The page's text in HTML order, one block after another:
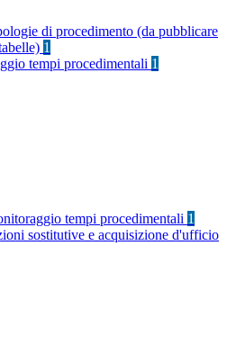
di procedimento (da pubblicare
1
tempi procedimentali 1
tempi procedimentali 1
sostitutive e acquisizione d'ufficio